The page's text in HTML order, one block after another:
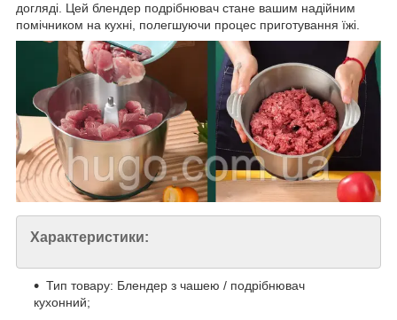
догляді. Цей блендер подрібнювач стане вашим надійним
помічником на кухні, полегшуючи процес приготування їжі.
Характеристики:
Тип товару: Блендер з чашею / подрібнювач
кухонний;